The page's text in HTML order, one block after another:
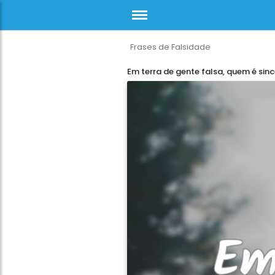
Frases de Falsidade
Em terra de gente falsa, quem é